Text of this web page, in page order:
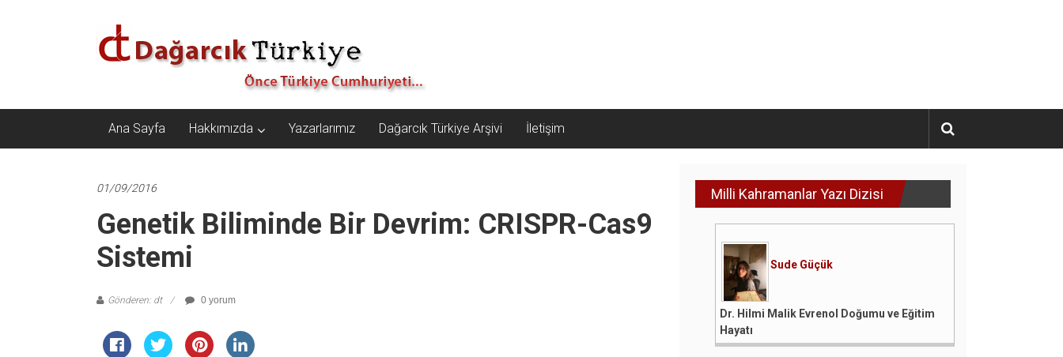
Dağarcık
Türkiye
Türkiye
Cumhuriyeti…
Ana Sayfa Hakkımızda Yazarlarımız Dağarcık Türkiye Arşivi İletişim
01/09/2016
Genetik Biliminde Bir Devrim: CRISPR-Cas9
Sistemi
Gönderen: dt 0 yorum
Milli Kahramanlar Yazı Dizisi
Sude Güçük
Dr. Hilmi Malik Evrenol Doğumu ve Eğitim
Hayatı